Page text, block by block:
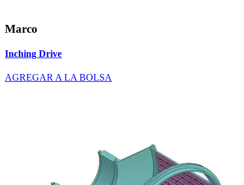
Marco
Inching Drive
AGREGAR A LA BOLSA